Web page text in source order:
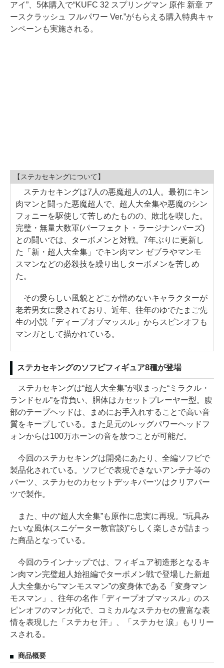
アイ”、5体購入で“KUFC 32 スプリングマン 原作 新章 ア
ースクラッシュ フルパワー Ver.”がもらえる購入特典キャ
ンペーンも実施される。
【ステカセキングについて】
ステカセキングは7人の悪魔超人の1人。最初にキン
肉マンと闘った悪魔超人で、超人大全集や悪魔のシン
フォニーを駆使して苦しめたものの、敗北を喫した。
完璧・無量大数軍(パーフェクト・ラージナンバーズ)
との闘いでは、ターボメンと対戦。7年ぶりに更新し
た「新・超人大全集」でキン肉マン ゼブラやマンモ
スマンなどの必殺技を繰り出しターボメンを苦しめ
た。
その愛らしい風貌とどこか憎めないキャラクターが
老若男女に愛されており、近年、往年のゆでたまご先
生の小説「ディープオブマッスル」からスピンオフも
マンガとして描かれている。
ステカセキングのソフビフィギュア8種が登場
ステカセキングは“超人大全集”が収まった“ミラクル・
ランドセル”を背負い、胴体はカセットプレーヤー型。腹
部のテープヘッドは、まめにお手入れすることで高い音
質をキープしている。また足元のレッグパワーヘッドフ
ォンからは100万ホーンの音を放つことが可能だ。
今回のステカセキングは開発にあたり、全編ソフビで
製品化されている。ソフビで表現できないアンテナ等の
パーツ、ステカセのカセットデッキパーツはクリアパー
ツで製作。
また、中の“超人大全集”も原作に忠実に再現。“玩具み
たいな風体(スニゲーター教官談)”らしく楽しさが詰まっ
た商品となっている。
今回のラインナップでは、フィギュア初造形となるキ
ン肉マン完璧超人始祖編でターボメン戦で登場した新超
人大全集から“マンモスマン”の変身体である「変身マン
モスマン」、往年の名作「ディープオブマッスル」のス
ピンオフのマンガ化で、コミカルなステカセの豊富な表
情を表現した「ステカセ 汗」、「ステカセ 涙」もリリー
スされる。
商品概要